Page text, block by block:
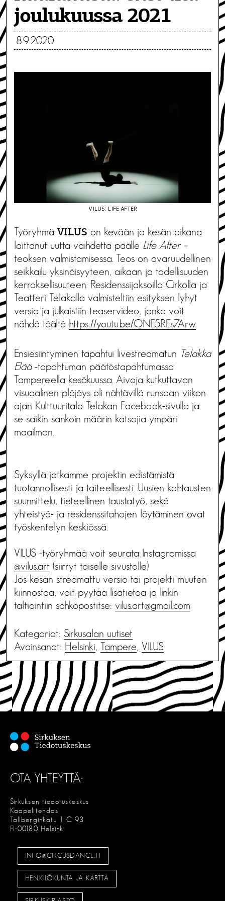
joulukuussa 2021
8.9.2020
VILUS: LIFE AFTER
Työryhmä VILUS on kevään ja kesän aikana
laittanut uutta vaihdetta päälle Life After –
teoksen valmistamisessa. Teos on avaruudellinen
seikkailu yksinäisyyteen, aikaan ja todellisuuden
kerroksellisuuteen. Residenssijaksoilla Cirkolla ja
Teatteri Telakalla valmisteltiin esityksen lyhyt
versio ja julkaistiin teaservideo, jonka voit
nähdä täältä https://youtu.be/QNE5REs7Arw
Ensiesiintyminen tapahtui livestreamatun Telakka
Elää-tapahtuman päätöstapahtumassa
Tampereella kesäkuussa. Aivoja kutkuttavan
visuaalinen pläjäys oli nähtävillä runsaan viikon
ajan Kulttuuritalo Telakan Facebook-sivulla ja
se saikin sankoin määrin katsojia ympäri
maailman.
Syksyllä jatkamme projektin edistämistä
tuotannollisesti ja taiteellisesti. Uusien kohtausten
suunnittelu, tieteellinen taustatyö, sekä
yhteistyö- ja residenssitahojen löytäminen ovat
työskentelyn keskiössä.
VILUS -työryhmää voit seurata Instagramissa
@vilus.art (siirryt toiselle sivustolle)
Jos kesän streamattu versio tai projekti muuten
kiinnostaa, voit pyytää lisätietoa ja linkin
taltiointiin sähköpostitse: vilus.art@gmail.com
Kategoriat: Sirkusalan uutiset
Avainsanat: Helsinki, Tampere, VILUS
OTA YHTEYTTÄ:
Sirkuksen tiedotuskeskus
Kaapelitehdas
Tallberginkatu 1 C 93
FI-00180 Helsinki
INFO@CIRCUSDANCE.FI
HENKILÖKUNTA JA KARTTA